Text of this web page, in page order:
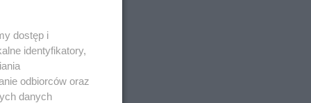
dostęp i
identyfikatory,
odbiorców oraz
danych